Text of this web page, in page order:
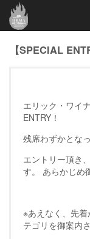
【SPECIAL
エリック・ワイ
ENTRY！
残席わずかとな
エントリー頂き
す。 あらかじめ
※あえなく、先
テゴリを御案内